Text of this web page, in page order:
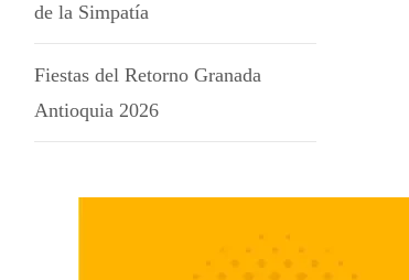
de la Simpatía
Fiestas del Retorno Granada
Antioquia 2026